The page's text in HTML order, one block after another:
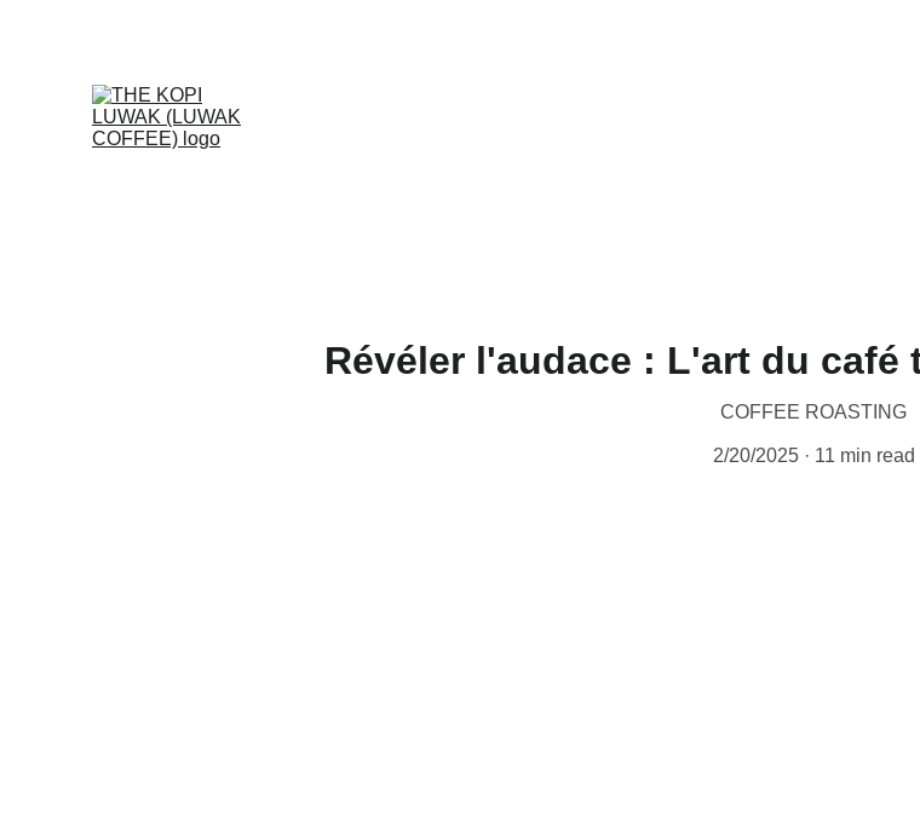
Révéler l'audace : L'art du café
COFFEE ROASTING
2/20/2025 11 min read